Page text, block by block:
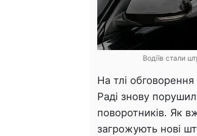
Водіїв стали
На тлі
Раді знову
поворотників. Як
загрожують нові